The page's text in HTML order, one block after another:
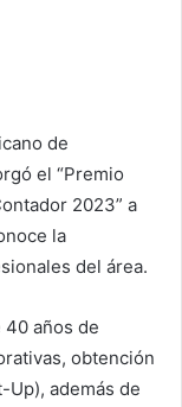
de
el “Premio
2023” a
la
del área.
años de
obtención
además de